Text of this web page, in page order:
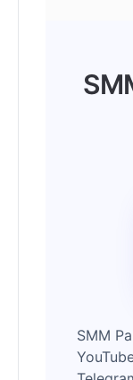
SMM